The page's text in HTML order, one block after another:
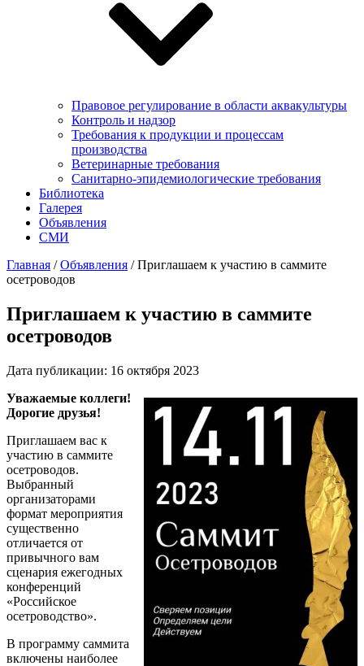
Правовое регулирование в области аквакультуры
Контроль и надзор
Требования к продукции и процессам
производства
Ветеринарные требования
Санитарно-эпидемиологические требования
Библиотека
Галерея
Объявления
СМИ
Главная /Объявления /Приглашаем к участию в саммите
осетроводов
Приглашаем к участию в саммите
осетроводов
Дата публикации: 16 октября 2023
Уважаемые коллеги!
Дорогие друзья!
Приглашаем вас к
участию в саммите
осетроводов.
Выбранный
организаторами
формат мероприятия
существенно
отличается от
привычного вам
сценария ежегодных
конференций
«Российское
осетроводство».
В программу саммита
включены наиболее